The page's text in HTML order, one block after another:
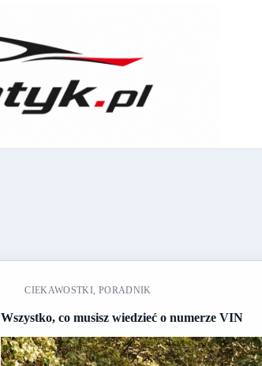
CIEKAWOSTKI, PORADNIK
Wszystko, co musisz wiedzieć o numerze VIN